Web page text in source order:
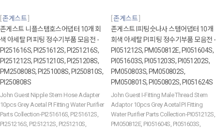
존게스트
존게스트 니플스템호스어댑터 10개 회
색 아세탈 PI 피팅 정수기부품 모음전 -
PI251616S, PI251612S, PI251216S,
PI251212S, PI251210S, PI251208S,
PM250808S, PI251008S, PI250810S,
PI250808S
John Guest Nipple Stem Hose Adapter
10pcs Grey Acetal PI Fitting Water Purifier
Parts Collection-PI251616S, PI251612S,
PI251216S, PI251212S, PI251210S,
존게스트
존게스트 I피팅숫나사 스템어댑터 10개
회색 아세탈 PI 피팅 정수기부품 모음전 -
PI051212S, PM050812E, PI051604S,
PI051603S, PI051203S, PI051202S,
PM050803S, PM050802S,
PM050801S, PI050802S, PI051624S
John Guest I-Fitting Male Thread Stem
Adaptor 10pcs Grey Acetal PI Fitting
Water Purifier Parts Collection-PI051212S,
PM050812E, PI051604S, PI051603S,